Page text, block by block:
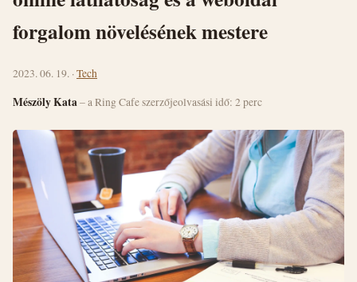
forgalom növelésének mestere
2023. 06. 19. ·Tech
Mészöly Kata– a Ring Cafe szerzőjeolvasási idő: 2 perc